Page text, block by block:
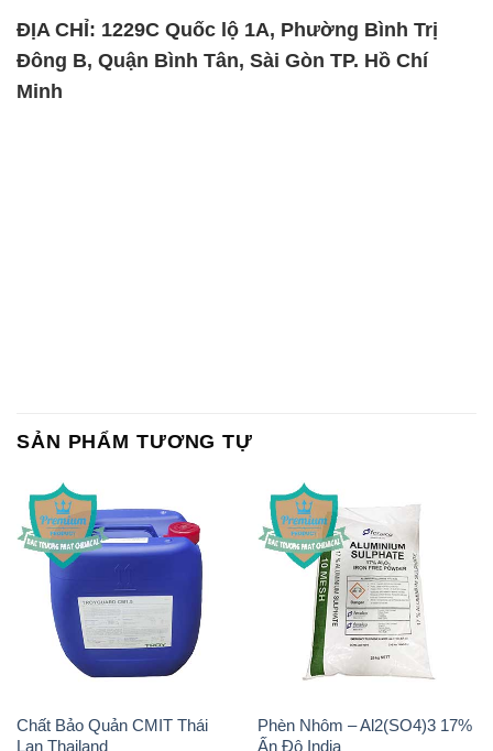
ĐỊA CHỈ: 1229C Quốc lộ 1A, Phường Bình Trị
Đông B, Quận Bình Tân, Sài Gòn TP. Hồ Chí
Minh
SẢN PHẨM TƯƠNG TỰ
Chất Bảo Quản CMIT Thái
Lan Thailand
Phèn Nhôm – Al2(SO4)3 17%
Ấn Độ India